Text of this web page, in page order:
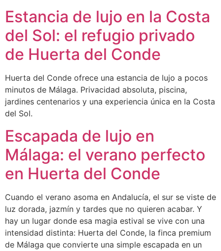
Estancia de lujo en la Costa
del Sol: el refugio privado
de Huerta del Conde
Huerta del Conde ofrece una estancia de lujo a pocos
minutos de Málaga. Privacidad absoluta, piscina,
jardines centenarios y una experiencia única en la Costa
del Sol.
Escapada de lujo en
Málaga: el verano perfecto
en Huerta del Conde
Cuando el verano asoma en Andalucía, el sur se viste de
luz dorada, jazmín y tardes que no quieren acabar. Y
hay un lugar donde esa magia estival se vive con una
intensidad distinta: Huerta del Conde, la finca premium
de Málaga que convierte una simple escapada en un